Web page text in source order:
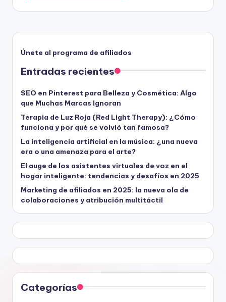
Únete al programa de afiliados
Entradas recientes
SEO en Pinterest para Belleza y Cosmética: Algo
que Muchas Marcas Ignoran
Terapia de Luz Roja (Red Light Therapy): ¿Cómo
funciona y por qué se volvió tan famosa?
La inteligencia artificial en la música: ¿una nueva
era o una amenaza para el arte?
El auge de los asistentes virtuales de voz en el
hogar inteligente: tendencias y desafíos en 2025
Marketing de afiliados en 2025: la nueva ola de
colaboraciones y atribución multitáctil
Categorías